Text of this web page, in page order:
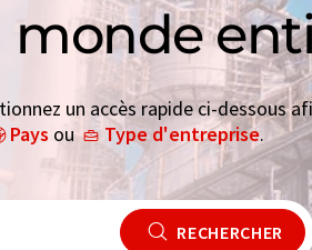
monde
un accès rapide ci-dessous
Pays ou Type d'entreprise.
RECHERCHER